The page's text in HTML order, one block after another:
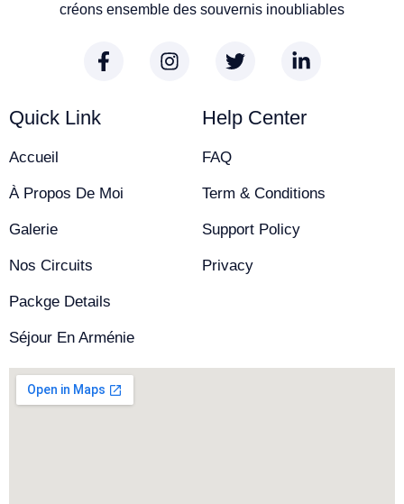
créons ensemble des souvernis inoubliables
Quick Link
Accueil
À Propos De Moi
Galerie
Nos Circuits
Packge Details
Séjour En Arménie
Help Center
FAQ
Term & Conditions
Support Policy
Privacy